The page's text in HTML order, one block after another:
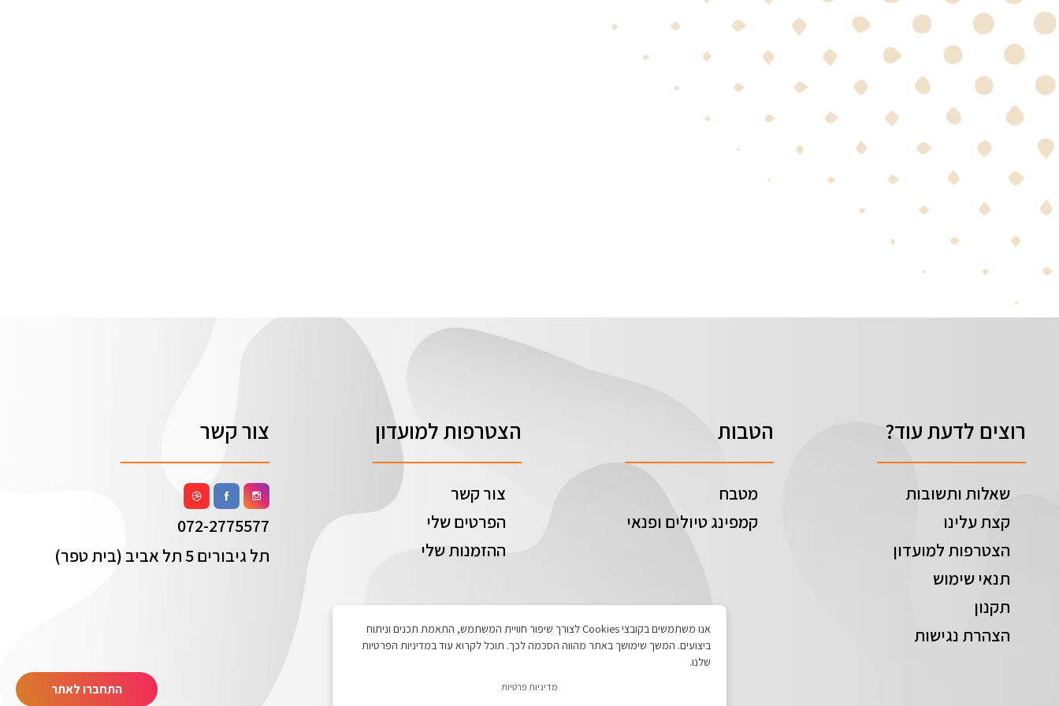
אנו משתמשים בקובצי Cookies לצורך שיפור חוויית המשתמש, התאמת תכנים וניתוח
ביצועים. המשך שימושך באתר מהווה הסכמה לכך. תוכל לקרוא עוד במדיניות הפרטיות
שלנו.
מדיניות פרטיות
רוצים לדעת עוד?
שאלות ותשובות
קצת עלינו
הצטרפות למועדון
תנאי שימוש
תקנון
הצהרת נגישות
הטבות
מטבח
קמפינג טיולים ופנאי
הצטרפות למועדון
צור קשר
הפרטים שלי
ההזמנות שלי
צור קשר
072-2775577
תל גיבורים 5 תל אביב (בית טפר)
התחברו לאתר